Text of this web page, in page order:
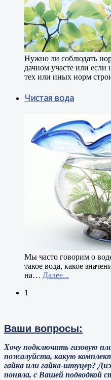
Нужно ли соблюдать
дачном участе или
тех или иных норм
Чистая вода
Мы часто говорим о
такое вода, какое
на… Далее...
1
Ваши вопросы:
Хочу подключить газовую
пожалуйста, какую
гайка или гайка-штуцер?
поняла, с Вашей подводкой